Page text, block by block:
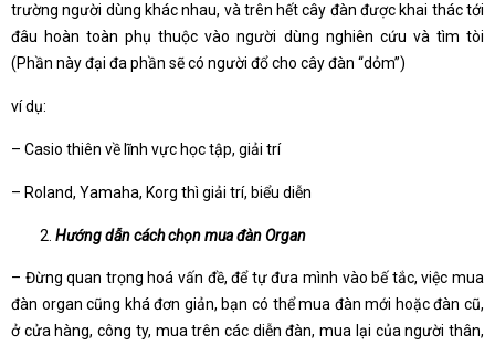
trường người dùng khác nhau, và trên hết cây đàn được khai thác tới
đâu hoàn toàn phụ thuộc vào người dùng nghiên cứu và tìm tòi
(Phần này đại đa phần sẽ có người đổ cho cây đàn “dỏm”)
ví dụ:
– Casio thiên về lĩnh vực học tập, giải trí
– Roland, Yamaha, Korg thì giải trí, biểu diễn
Hướng dẫn cách chọn mua đàn Organ
– Đừng quan trọng hoá vấn đề, để tự đưa mình vào bế tắc, việc mua
đàn organ cũng khá đơn giản, bạn có thể mua đàn mới hoặc đàn cũ,
ở cửa hàng, công ty, mua trên các diễn đàn, mua lại của người thân,